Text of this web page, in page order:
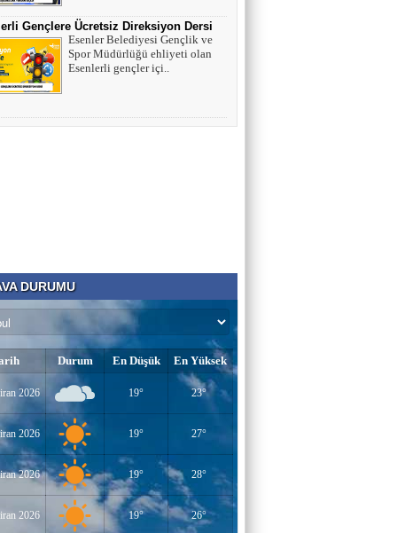
TARIK SEZAİ KARATEPE
İstanbul Sözleşmesi değil, 'Veda Hutbesi!
AYŞE GÜL ÖZER
AV. SEDAT İLBEGİ
YENİ PARTİ (Seçilmişlerin Mahvına,
Statükonun Devamına…)
HAMZA BALCI
"DİRİ DİRİ TOPRAĞA GÖMÜLEN
KIZA,HANGİ GÜNAHTAN ÖTÜRÜ
ÖLDÜRÜLDÜĞÜ SORULDUĞU
ZAMAN..." (TEKVİR, 8-9)
Uğur Çoban
Hız, Strateji ve Heyecanın Buluştuğu Spor
Nedir? VOLEYBOL
Gençlere Ücretsiz Direksiyon Dersi
Esenler Belediyesi Gençlik ve
Spor Müdürlüğü ehliyeti olan
Esenlerli gençler içi..
DURUMU
Durum En Düşük En Yüksek
2026 19° 23°
2026 19° 27°
2026 19° 28°
2026 19° 26°